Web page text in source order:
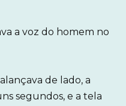
a voz do homem no
de lado, a
segundos, e a tela